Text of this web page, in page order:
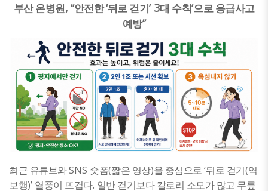
부산 온병원, “안전한‘뒤로 걷기 ’ 3대 수칙‘으로 응급사고
예방”
최근 유튜브와SNS 숏폼(짧은 영상)을 중심으로 ‘뒤로 걷기 (역
보행)’ 열풍이 뜨겁다. 일반 걷기보다 칼로리 소모가 많고 무릎